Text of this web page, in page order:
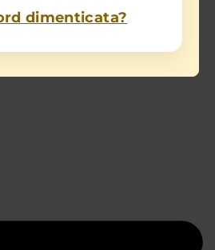
dimenticata?